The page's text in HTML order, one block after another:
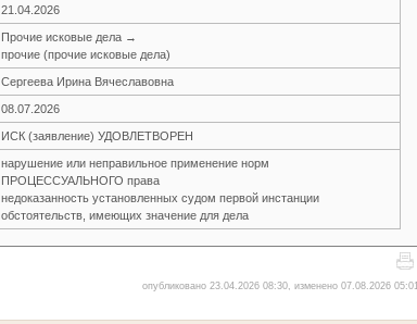
21.04.2026
Прочие исковые дела →
прочие (прочие исковые дела)
Сергеева Ирина Вячеславовна
08.07.2026
ИСК (заявление) УДОВЛЕТВОРЕН
нарушение или неправильное применение норм
ПРОЦЕССУАЛЬНОГО права
недоказанность установленных судом первой инстанции
обстоятельств, имеющих значение для дела
опубликовано 23.04.2026 08:30, изменено 07.08.2026 05:01